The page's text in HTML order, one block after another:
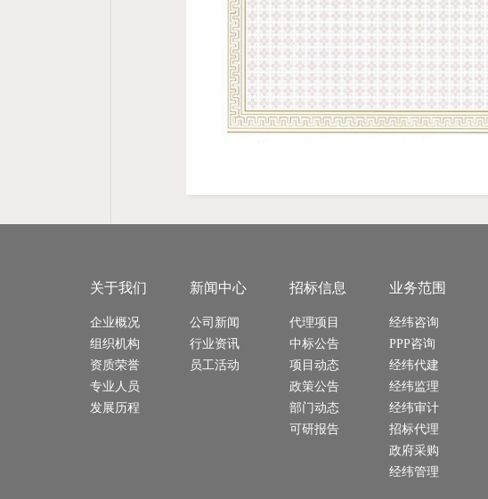
关于我们
企业概况
组织机构
资质荣誉
专业人员
发展历程
新闻中心
公司新闻
行业资讯
员工活动
招标信息
代理项目
中标公告
项目动态
政策公告
部门动态
可研报告
业务范围
经纬咨询
PPP咨询
经纬代建
经纬监理
经纬审计
招标代理
政府采购
经纬管理